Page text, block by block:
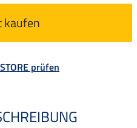
kaufen
prüfen